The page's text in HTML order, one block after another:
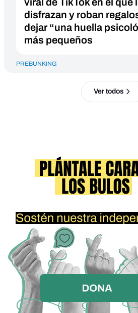
disfrazan y roban
dejar “una huella
más pequeños
PREBUNKING
Ver todos